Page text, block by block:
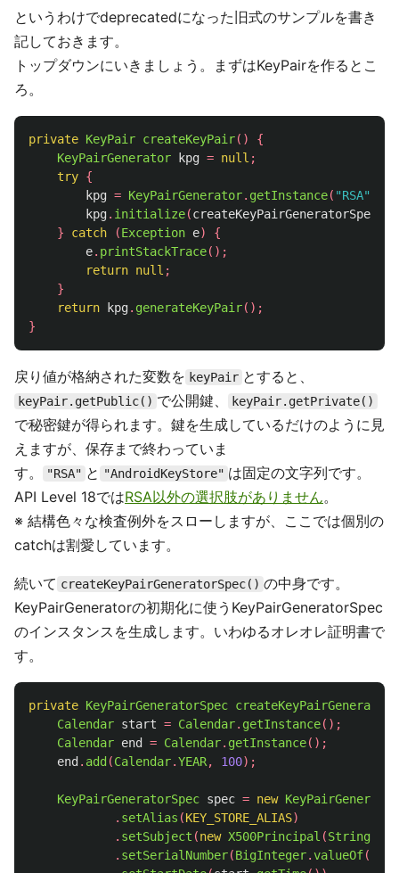
というわけでdeprecatedになった旧式のサンプルを書き
記しておきます。
トップダウンにいきましょう。まずはKeyPairを作るとこ
ろ。
private KeyPair createKeyPair()
{
KeyPairGenerator
kpg = null ;
try {
kpg = KeyPairGenerator. getInstance( "RSA"
kpg. initialize(createKeyPairGeneratorSpec
}
catch (Exception e)
{
e. printStackTrace();
return null ;
}
return
kpg. generateKeyPair();
}
戻り値が格納された変数を keyPair とすると、
keyPair.getPublic() で公開鍵、 keyPair.getPrivate()
で秘密鍵が得られます。鍵を生成しているだけのように見
えますが、保存まで終わっていま
す。
"RSA" と "AndroidKeyStore" は固定の文字列です。
API Level 18ではRSA以外の選択肢がありません。
※ 結構色々な検査例外をスローしますが、ここでは個別の
catchは割愛しています。
続いて createKeyPairGeneratorSpec() の中身です。
KeyPairGeneratorの初期化に使うKeyPairGeneratorSpec
のインスタンスを生成します。いわゆるオレオレ証明書で
す。
private KeyPairGeneratorSpec
Calendar start = Calendar. getInstance();
Calendar end = Calendar. getInstance();
end . add (Calendar.YEAR, 100);
KeyPairGeneratorSpec spec = new
. setAlias (KEY_STORE_ALIAS)
. setSubject (new X500Principal (String
. setSerialNumber(BigInteger.valueOf(